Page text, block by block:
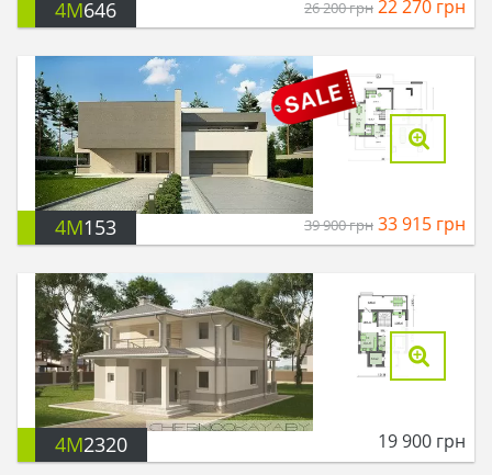
4M646 26 200грн 22 270 грн
4M153 39 900грн 33 915 грн
4M2320 19 900 грн